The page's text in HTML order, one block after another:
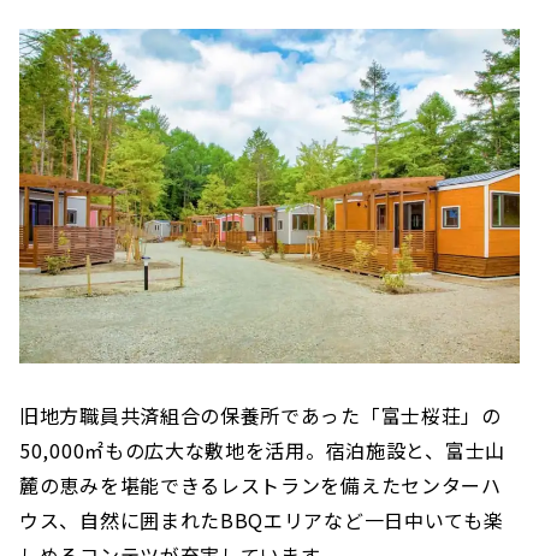
旧地方職員共済組合の保養所であった「富士桜荘」の
50,000㎡もの広大な敷地を活用。宿泊施設と、富士山
麓の恵みを堪能できるレストランを備えたセンターハ
ウス、自然に囲まれたBBQエリアなど一日中いても楽